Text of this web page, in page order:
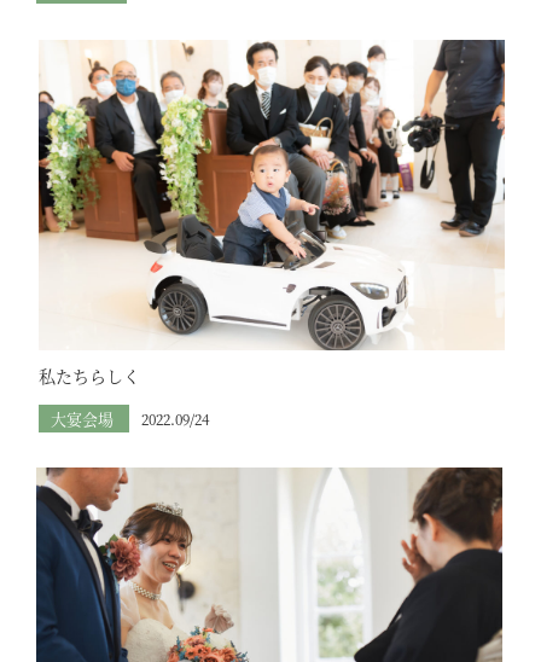
私たちらしく
大宴会場 2022.09/24